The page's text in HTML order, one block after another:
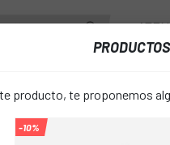
PEDALES GARMIN RALLY
producto, te proponemos
-10%